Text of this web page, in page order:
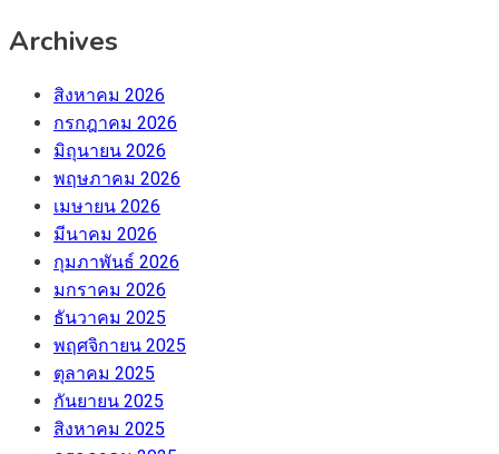
Archives
สิงหาคม 2026
กรกฎาคม 2026
มิถุนายน 2026
พฤษภาคม 2026
เมษายน 2026
มีนาคม 2026
กุมภาพันธ์ 2026
มกราคม 2026
ธันวาคม 2025
พฤศจิกายน 2025
ตุลาคม 2025
กันยายน 2025
สิงหาคม 2025